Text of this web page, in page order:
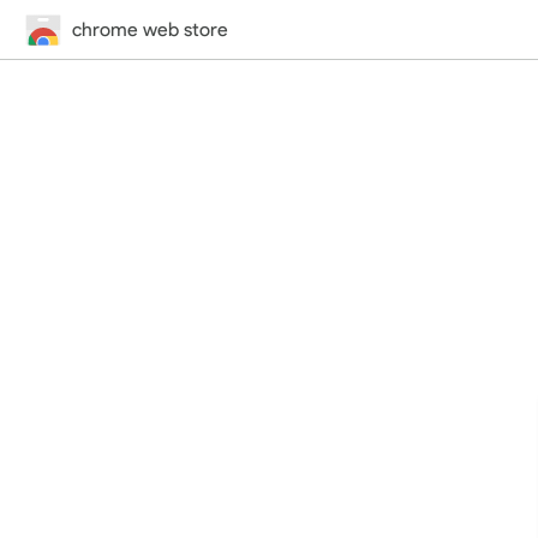
chrome web store